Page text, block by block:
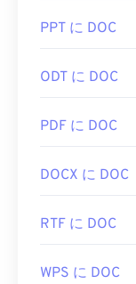
Google
ォームを問わ
以外にも、他
他に試せる無
もお試しくだ
WebPを開く
PPT に DOC
ODT に DOC
PDF に DOC
DOCX に DOC
RTF に DOC
WPS に DOC